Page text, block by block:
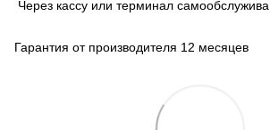
Через кассу или терминал
Гарантия от производителя 12 месяцев